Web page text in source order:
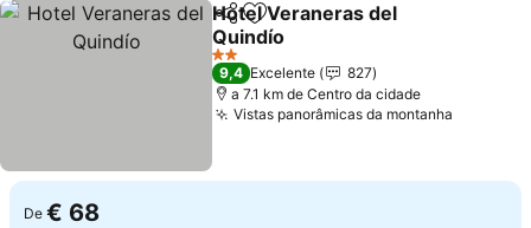
PartilharAdicionar aos favoritos
Hotel Veraneras del
Quindío
Ver preços
2 Estrelas
9,4 Excelente
827
a 7.1 km de Centro da cidade
Vistas panorâmicas da montanha
De € 68